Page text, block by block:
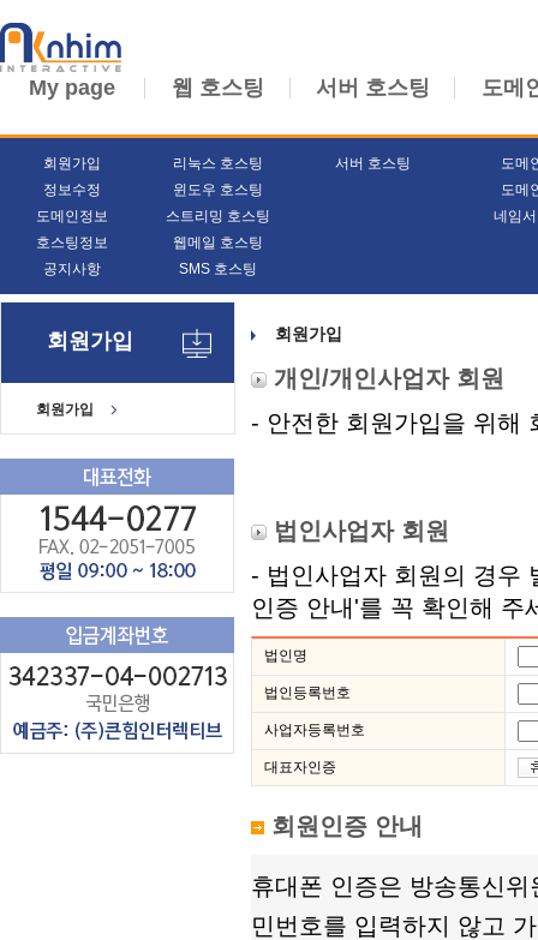
My page 웹 호스팅 서버 호스팅 도메
회원가입
정보수정
도메인정보
호스팅정보
공지사항
리눅스 호스팅
윈도우 호스팅
스트리밍 호스팅
웹메일 호스팅
SMS 호스팅
서버 호스팅
도메
도메
네임
회원가입
회원가입
회원가입
개인/개인사업자 회원
- 안전한 회원가입을 위해
법인사업자 회원
- 법인사업자 회원의 경우
인증 안내'를 꼭 확인해 주
법인명
법인등록번호
사업자등록번호
대표자인증
회원인증 안내
휴대폰 인증은 방송통신
민번호를 입력하지 않고